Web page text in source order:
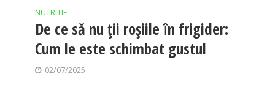
NUTRITIE
De ce să nu ții roșiile în frigider:
Cum le este schimbat gustul
02/07/2025